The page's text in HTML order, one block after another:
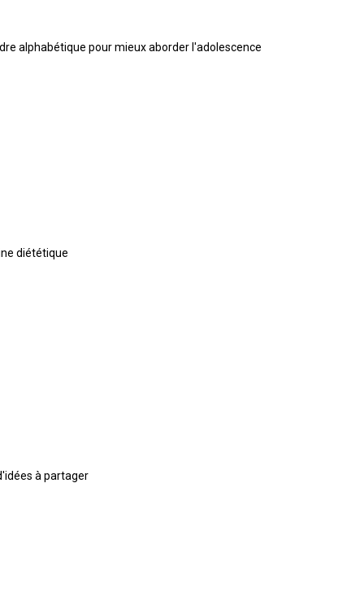
alphabétique pour mieux aborder l'adolescence
diététique
à partager